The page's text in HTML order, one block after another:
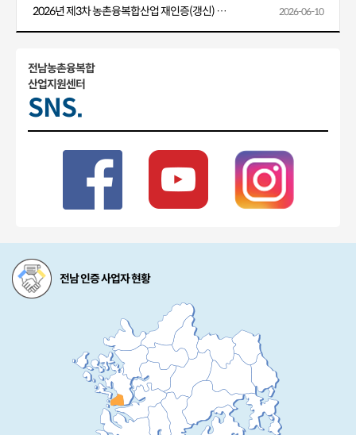
2026년 제3차 농촌융복합산업 재인증(갱신) 신청 안내 2026-06-10
전남농촌융복합
산업지원센터
SNS.
전남 인증 사업자 현황